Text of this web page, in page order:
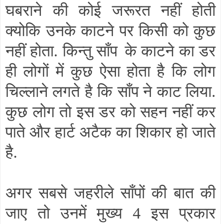
घबराने की कोई जरूरत नहीं होती
क्योकि उनके काटने पर किसी को कुछ
नहीं होता. किन्तु साँप के काटने का डर
ही लोगों में कुछ ऐसा होता है कि लोग
चिल्लाने लगते है कि साँप ने काट लिया.
कुछ लोग तो इस डर को सहन नहीं कर
पाते और हार्ट अटैक का शिकार हो जाते
है.
अगर सबसे जहरीले साँपों की बात की
जाए तो उनमें मुख्य 4 इस प्रकार